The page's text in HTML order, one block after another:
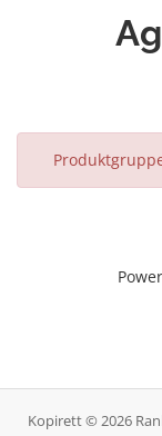
Kopirett © 2026